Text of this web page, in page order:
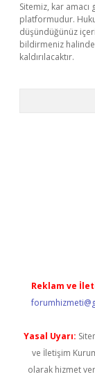
Sitemiz, kar
platformudur.
düşündüğünüz
bildirmeniz
kaldırılacaktır.
Reklam ve
Yasal Uyarı:
ve İletişim
olarak hizmet